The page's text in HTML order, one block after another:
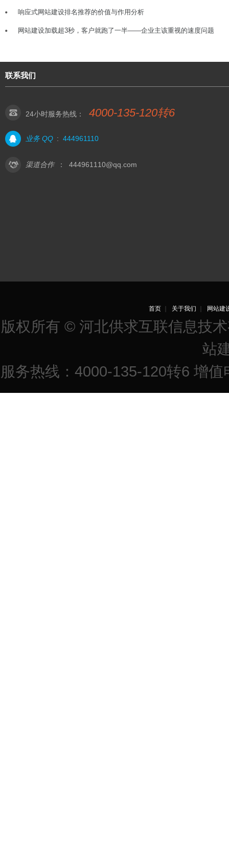
响应式网站建设排名推荐的价值与作用分析
网站建设加载超3秒，客户就跑了一半——企业主该重视的速度问题
联系我们
24小时服务热线： 4000-135-120转6
业务 QQ : 444961110
渠道合作 ： 444961110@qq.com
首页｜ 关于我们 网站建
版权所有 © 河北供求互联信息技
站
服务热线：4000-135-120转6 增